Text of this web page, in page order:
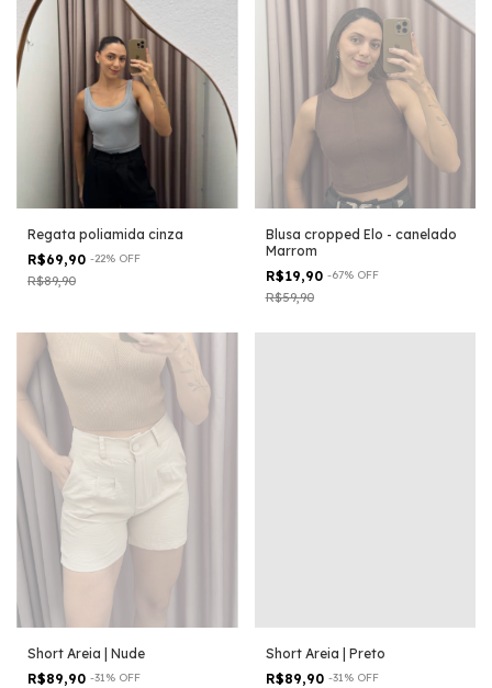
Regata poliamida cinza
R$69,90 -22% OFF
R$89,90
Blusa cropped Elo - canelado
Marrom
R$19,90 -67% OFF
R$59,90
Short Areia | Nude
R$89,90 -31 % OFF
Short Areia | Preto
R$89,90 -31 % OFF